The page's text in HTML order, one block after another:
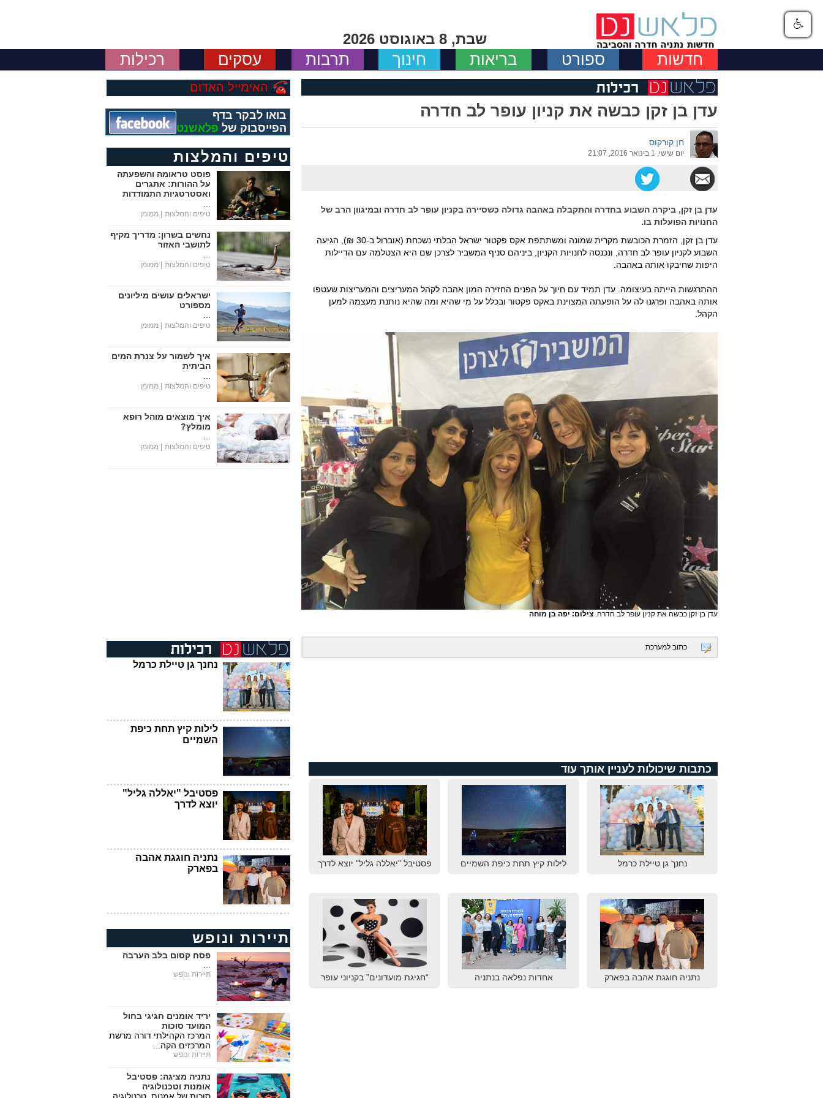
שבת, 8 באוגוסט 2026
חדשות ספורט בריאות חינוך תרבות עסקים רכילות
עדן בן זקן כבשה את קניון עופר לב חדרה
חן קורקוס
יום שישי, 1 בינואר 2016, 21:07
עדן בן זקן, ביקרה השבוע בחדרה והתקבלה באהבה גדולה כשסיירה בקניון עופר לב חדרה ובמיגוון הרב של
החנויות הפועלות בו.
עדן בן זקן, הזמרת הכובשת מקרית שמונה ומשתתפת אקס פקטור ישראל הבלתי נשכחת (אוברול ב-30 ₪), הגיעה
השבוע לקניון עופר לב חדרה, ונכנסה לחנויות הקניון, ביניהם סניף המשביר לצרכן שם היא הצטלמה עם הדיילות
היפות שחיבקו אותה באהבה.
ההתרגשות הייתה בעיצומה. עדן תמיד עם חיוך על הפנים החזירה המון אהבה לקהל המעריצים והמעריצות שעטפו
אותה באהבה ופרגנו לה על הופעתה המצוינת באקס פקטור ובכלל על מי שהיא ומה שהיא נותנת מעצמה למען
הקהל.
עדן בן זקן כבשה את קניון עופר לב חדרה. צילום: יפה בן מוחה
כתוב למערכת
כתבות שיכולות לעניין אותך עוד
נחנך גן טיילת כרמל לילות קיץ תחת כיפת השמיים פסטיבל "יאללה גליל" יוצא לדרך
נתניה חוגגת אהבה בפארק אחדות נפלאה בנתניה “חגיגת מועדונים” בקניוני עופר
האימייל האדום
בואו לבקר בדף
הפייסבוק של פלאשנט
טיפים והמלצות
פוסט טראומה והשפעתה
על ההורות: אתגרים
ואסטרטגיות התמודדות
טיפים והמלצות | ממומן
נחשים בשרון: מדריך מקיף
לתושבי האזור
טיפים והמלצות | ממומן
ישראלים עושים מיליונים
מספורט
טיפים והמלצות | ממומן
איך לשמור על צנרת המים
הביתית
טיפים והמלצות | ממומן
איך מוצאים מוהל רופא
מומלץ?
טיפים והמלצות | ממומן
נחנך גן טיילת כרמל
לילות קיץ תחת כיפת
השמיים
פסטיבל "יאללה גליל"
יוצא לדרך
נתניה חוגגת אהבה
בפארק
תיירות ונופש
פסח קסום בלב הערבה
תיירות ונופש
יריד אומנים חגיגי בחול
המועד סוכות
המרכז הקהילתי דורה מרשת
המרכזים הקה...
תיירות ונופש
נתניה מציגה: פסטיבל
אומנות וטכנולוגיה